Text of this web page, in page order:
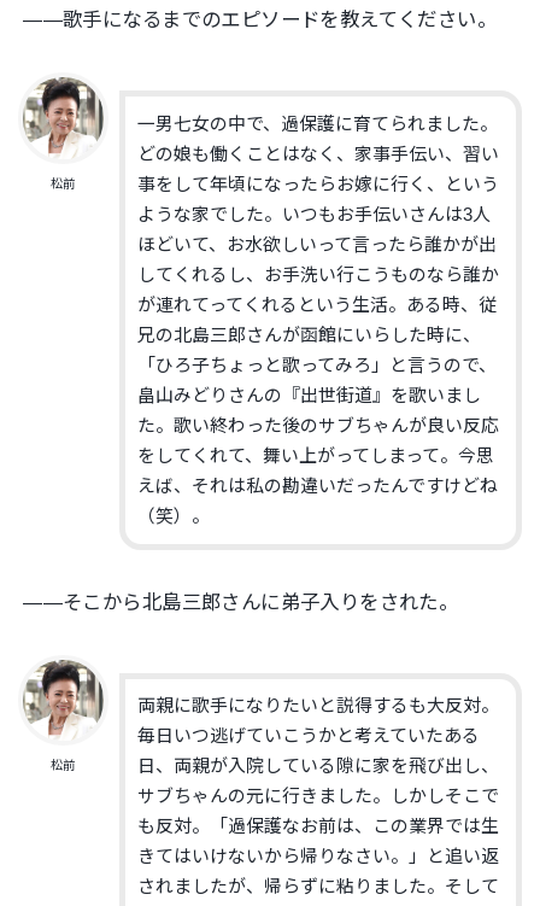
——歌手になるまでのエピソードを教えてください。
松前
一男七女の中で、過保護に育てられました。
どの娘も働くことはなく、家事手伝い、習い
事をして年頃になったらお嫁に行く、という
ような家でした。いつもお手伝いさんは3人
ほどいて、お水欲しいって言ったら誰かが出
してくれるし、お手洗い行こうものなら誰か
が連れてってくれるという生活。ある時、従
兄の北島三郎さんが函館にいらした時に、
「ひろ子ちょっと歌ってみろ」と言うので、
畠山みどりさんの『出世街道』を歌いまし
た。歌い終わった後のサブちゃんが良い反応
をしてくれて、舞い上がってしまって。今思
えば、それは私の勘違いだったんですけどね
（笑）。
——そこから北島三郎さんに弟子入りをされた。
松前
両親に歌手になりたいと説得するも大反対。
毎日いつ逃げていこうかと考えていたある
日、両親が入院している隙に家を飛び出し、
サブちゃんの元に行きました。しかしそこで
も反対。「過保護なお前は、この業界では生
きてはいけないから帰りなさい。」と追い返
されましたが、帰らずに粘りました。そして